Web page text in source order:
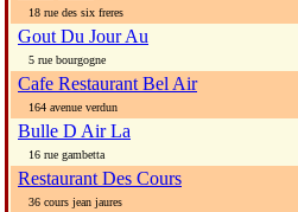
18 rue des six freres
Gout Du Jour Au
5 rue bourgogne
Cafe Restaurant Bel Air
164 avenue verdun
Bulle D Air La
16 rue gambetta
Restaurant Des Cours
36 cours jean jaures